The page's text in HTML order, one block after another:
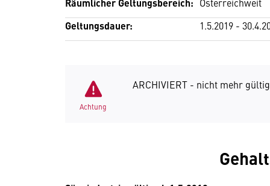
Geltungsdauer: 1.5.2019 -
Achtung
ARCHIVIERT - nicht mehr gültig